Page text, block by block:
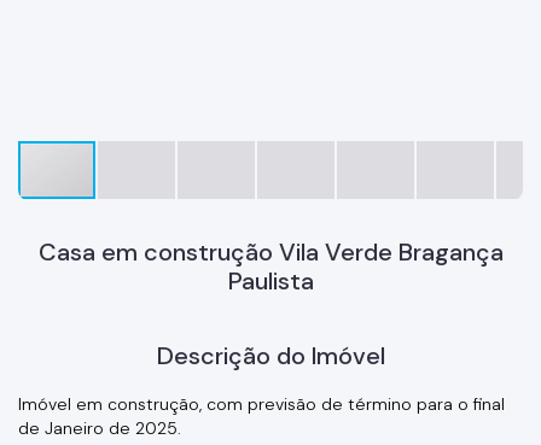
Casa em construção Vila Verde Bragança
Paulista
Descrição do Imóvel
Imóvel em construção, com previsão de término para o final
de Janeiro de 2025.